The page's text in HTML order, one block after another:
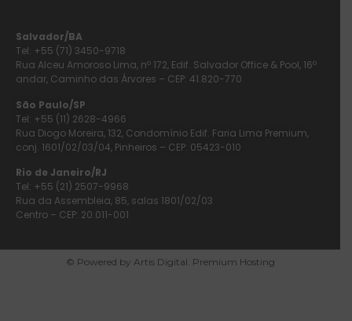
Salvador/BA
Tel: +55 (71) 3450-9718
Rua Alceu Amoroso Lima, nº 172, Edif. Salvador Office & Pool, 16º
andar, Caminho das Árvores – CEP: 41.820-770
São Paulo/SP
Tel: +55 (11) 2628-4966
Rua Diogo Moreira, 132, Condomínio Edif. Faria Lima Premium,
conj. 1601/02/03/04, Pinheiros – CEP: 05423-010
Rio de Janeiro/RJ
Tel: +55 (21) 2507-9968
Rua da Assembleia, 85, salas 1801/02/03
Centro – CEP: 20.011-001
© Powered by Artis Digital. Premium Hosting